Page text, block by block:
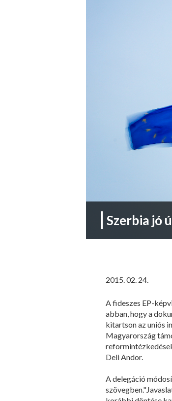
Szerbia jó
2015. 02. 24.
A fideszes EP-
abban, hogy a
kitartson az uniós
Magyarország
Deli Andor.
A delegáció